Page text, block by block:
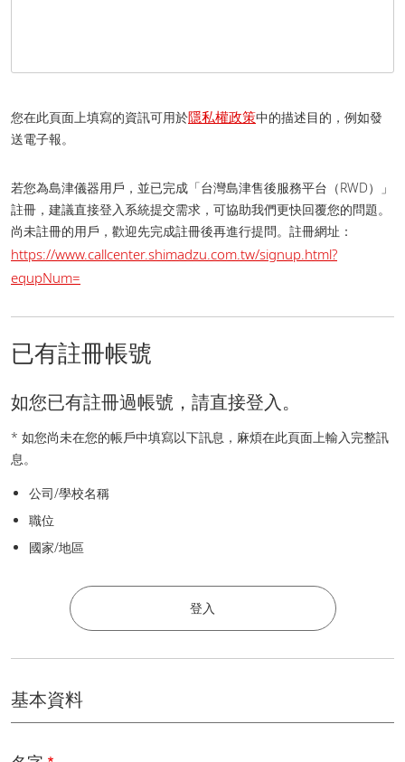
您在此頁面上填寫的資訊可用於隱私權政策中的描述目的，例如發
送電子報。
若您為島津儀器用戶，並已完成「台灣島津售後服務平台（RWD）」
註冊，建議直接登入系統提交需求，可協助我們更快回覆您的問題。
尚未註冊的用戶，歡迎先完成註冊後再進行提問。 註冊網址：
https://www.callcenter.shimadzu.com.tw/signup.html?
equpNum=
已有註冊帳號
如您已有註冊過帳號，請直接登入。
* 如您尚未在您的帳戶中填寫以下訊息，麻煩在此頁面上輸入完整訊
息。
公司/學校名稱
職位
國家/地區
登入
基本資料